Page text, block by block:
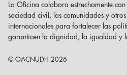
La Oficina colabora estrechamente
sociedad civil, las comunidades y
internacionales para fortalecer las
garanticen la dignidad, la igualdad y
© OACNUDH 2026